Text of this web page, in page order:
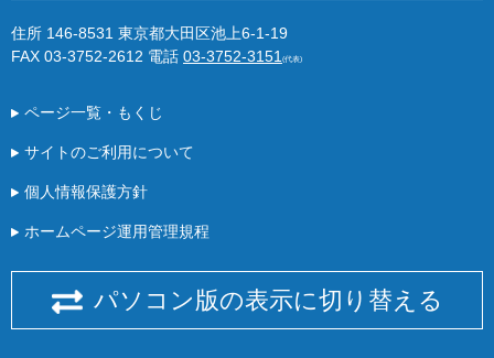
住所 146-8531 東京都大田区池上6-1-19
FAX 03-3752-2612 電話 03-3752-3151 (代表)
ページ一覧・もくじ
サイトのご利用について
個人情報保護方針
ホームページ運用管理規程
パソコン版の表示に切り替える